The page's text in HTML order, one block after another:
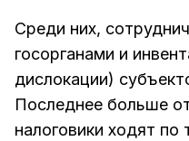
Среди них,
госорганами и
дислокации)
Последнее больше
налоговики ходят